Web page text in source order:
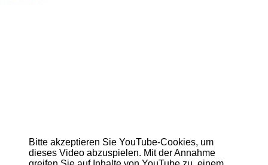
Bitte akzeptieren Sie YouTube-Cookies, um
dieses Video abzuspielen. Mit der Annahme